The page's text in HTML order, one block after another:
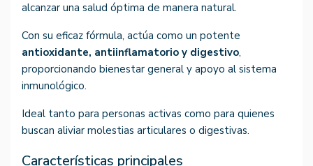
alcanzar una salud óptima de manera natural.
Con su eficaz fórmula, actúa como un potente
antioxidante, antiinflamatorio y digestivo,
proporcionando bienestar general y apoyo al sistema
inmunológico.
Ideal tanto para personas activas como para quienes
buscan aliviar molestias articulares o digestivas.
Características principales